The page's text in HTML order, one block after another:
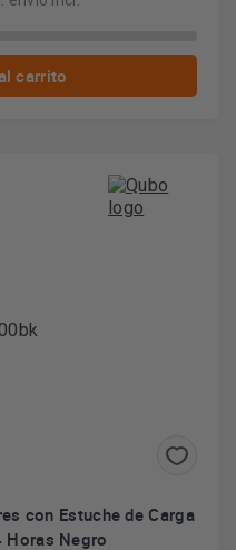
carrito
con Estuche de Carga
Horas Negro